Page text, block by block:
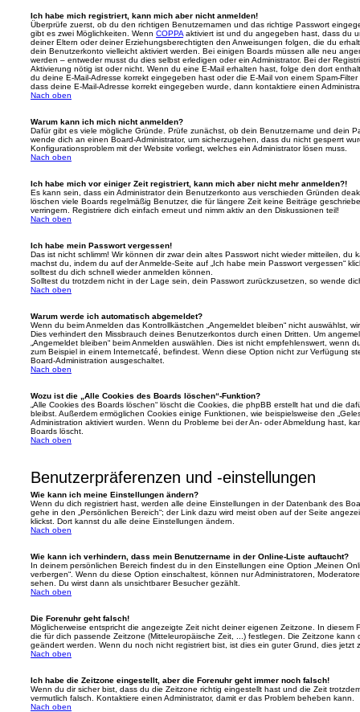
Ich habe mich registriert, kann mich aber nicht anmelden!
Überprüfe zuerst, ob du den richtigen Benutzernamen und das richtige Passwort
gibt es zwei Möglichkeiten. Wenn COPPA aktiviert ist und du angegeben hast, dass du
deiner Eltern oder deiner Erziehungsberechtigten den Anweisungen folgen, die du
dein Benutzerkonto vielleicht aktiviert werden. Bei einigen Boards müssen alle neu
werden – entweder musst du dies selbst erledigen oder ein Administrator. Bei der
Aktivierung nötig ist oder nicht. Wenn du eine E-Mail erhalten hast, folge den dort
du deine E-Mail-Adresse korrekt eingegeben hast oder die E-Mail von einem Spam-
dass deine E-Mail-Adresse korrekt eingegeben wurde, dann kontaktiere einen
Nach oben
Warum kann ich mich nicht anmelden?
Dafür gibt es viele mögliche Gründe. Prüfe zunächst, ob dein Benutzername und dein
wende dich an einen Board-Administrator, um sicherzugehen, dass du nicht gesperrt
Konfigurationsproblem mit der Website vorliegt, welches ein Administrator lösen muss.
Nach oben
Ich habe mich vor einiger Zeit registriert, kann mich aber nicht mehr anmelden?!
Es kann sein, dass ein Administrator dein Benutzerkonto aus verschieden Gründen
löschen viele Boards regelmäßig Benutzer, die für längere Zeit keine Beiträge
verringern. Registriere dich einfach erneut und nimm aktiv an den Diskussionen teil!
Nach oben
Ich habe mein Passwort vergessen!
Das ist nicht schlimm! Wir können dir zwar dein altes Passwort nicht wieder mitteilen, du
machst du, indem du auf der Anmelde-Seite auf „Ich habe mein Passwort vergessen“
solltest du dich schnell wieder anmelden können.
Solltest du trotzdem nicht in der Lage sein, dein Passwort zurückzusetzen, so wende
Nach oben
Warum werde ich automatisch abgemeldet?
Wenn du beim Anmelden das Kontrollkästchen „Angemeldet bleiben“ nicht auswählst,
Dies verhindert den Missbrauch deines Benutzerkontos durch einen Dritten. Um
„Angemeldet bleiben“ beim Anmelden auswählen. Dies ist nicht empfehlenswert, wenn
zum Beispiel in einem Internetcafé, befindest. Wenn diese Option nicht zur Verfügung
Board-Administration ausgeschaltet.
Nach oben
Wozu ist die „Alle Cookies des Boards löschen“-Funktion?
„Alle Cookies des Boards löschen“ löscht die Cookies, die phpBB erstellt hat und die
bleibst. Außerdem ermöglichen Cookies einige Funktionen, wie beispielsweise den
Administration aktiviert wurden. Wenn du Probleme bei der An- oder Abmeldung hast,
Boards löscht.
Nach oben
Benutzerpräferenzen und -einstellungen
Wie kann ich meine Einstellungen ändern?
Wenn du dich registriert hast, werden alle deine Einstellungen in der Datenbank des
gehe in den „Persönlichen Bereich“; der Link dazu wird meist oben auf der Seite
klickst. Dort kannst du alle deine Einstellungen ändern.
Nach oben
Wie kann ich verhindern, dass mein Benutzername in der Online-Liste auftaucht?
In deinem persönlichen Bereich findest du in den Einstellungen eine Option „Meinen
verbergen“. Wenn du diese Option einschaltest, können nur Administratoren,
sehen. Du wirst dann als unsichtbarer Besucher gezählt.
Nach oben
Die Forenuhr geht falsch!
Möglicherweise entspricht die angezeigte Zeit nicht deiner eigenen Zeitzone. In diesem
die für dich passende Zeitzone (Mitteleuropäische Zeit, ...) festlegen. Die Zeitzone kann
geändert werden. Wenn du noch nicht registriert bist, ist dies ein guter Grund, dies jetzt
Nach oben
Ich habe die Zeitzone eingestellt, aber die Forenuhr geht immer noch falsch!
Wenn du dir sicher bist, dass du die Zeitzone richtig eingestellt hast und die Zeit
vermutlich falsch. Kontaktiere einen Administrator, damit er das Problem beheben kann.
Nach oben